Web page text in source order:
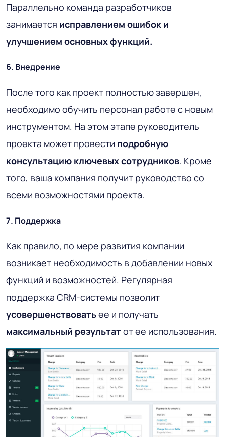
Параллельно команда разработчиков
занимается исправлением ошибок и
улучшением основных функций.
6. Внедрение
После того как проект полностью завершен,
необходимо обучить персонал работе с новым
инструментом. На этом этапе руководитель
проекта может провести подробную
консультацию ключевых сотрудников. Кроме
того, ваша компания получит руководство со
всеми возможностями проекта.
7. Поддержка
Как правило, по мере развития компании
возникает необходимость в добавлении новых
функций и возможностей. Регулярная
поддержка CRM-системы позволит
усовершенствоватьее и получать
максимальный результатот ее использования.